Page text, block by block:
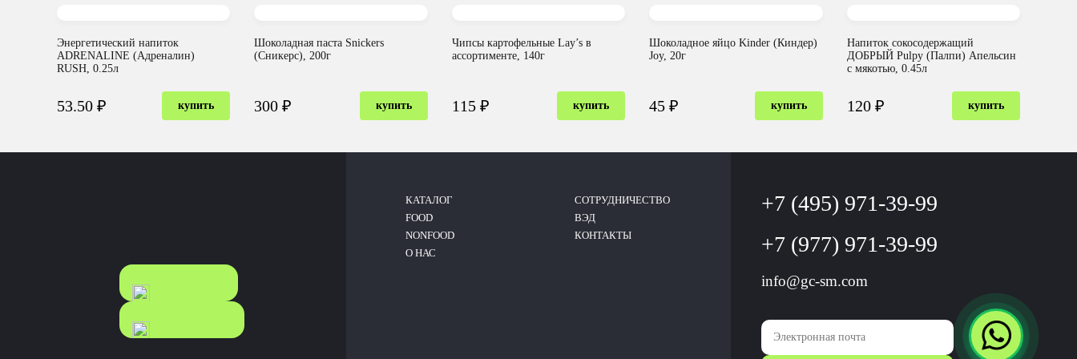
Энергетический напиток
ADRENALINE (Адреналин)
RUSH, 0.25л
53.50 ₽ купить
Шоколадная паста Snickers
(Сникерс), 200г
300 ₽ купить
Чипсы картофельные Lay’s в
ассортименте, 140г
115 ₽ купить
Шоколадное яйцо Kinder (Киндер)
Joy, 20г
45 ₽ купить
Напиток сокосодержащий
ДОБРЫЙ Pulpy (Палпи) Апельсин
с мякотью, 0.45л
120 ₽ купить
КАТАЛОГ
CОТРУДНИЧЕСТВО
FOOD
ВЭД
NONFOOD
КОНТАКТЫ
О НАС
+7 (495) 971-39-99
+7 (977) 971-39-99
info@gc-sm.com